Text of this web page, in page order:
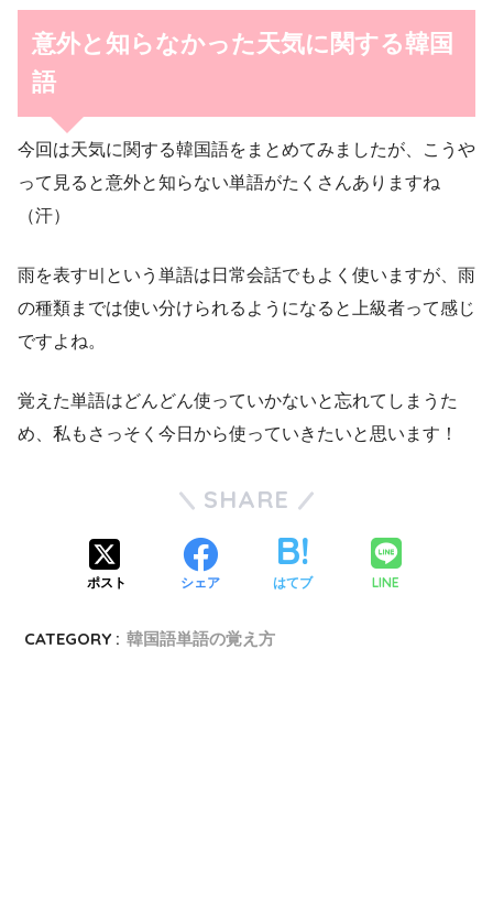
意外と知らなかった天気に関する韓国
語
今回は天気に関する韓国語をまとめてみましたが、こうや
って見ると意外と知らない単語がたくさんありますね
（汗）
雨を表す비という単語は日常会話でもよく使いますが、雨
の種類までは使い分けられるようになると上級者って感じ
ですよね。
覚えた単語はどんどん使っていかないと忘れてしまうた
め、私もさっそく今日から使っていきたいと思います！
SHARE
ポスト シェア はてブ LINE
CATEGORY : 韓国語単語の覚え方